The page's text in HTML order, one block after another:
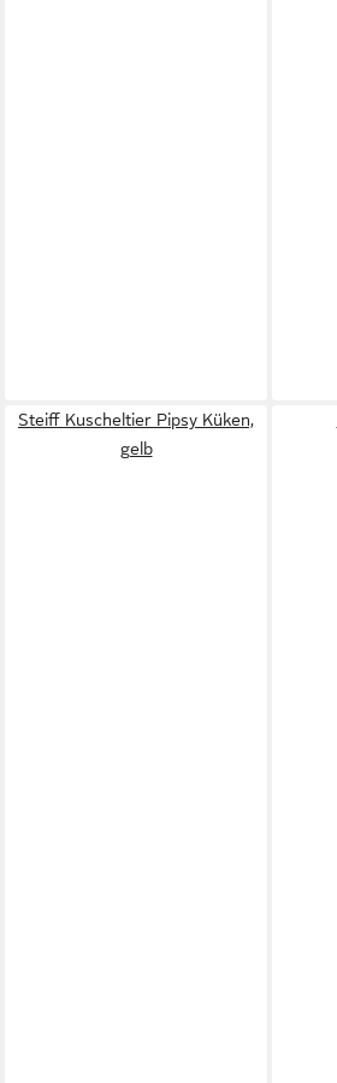
Steiff Kuscheltier Pipsy Küken,
gelb